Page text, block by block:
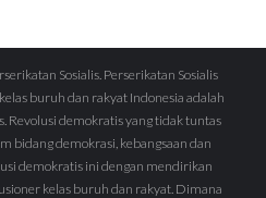
Sosialis. Perserikatan Sosialis
buruh dan rakyat Indonesia adalah
Revolusi demokratis yang tidak tuntas
bidang demokrasi, kebangsaan dan
demokratis ini dengan mendirikan
kelas buruh dan rakyat. Dimana